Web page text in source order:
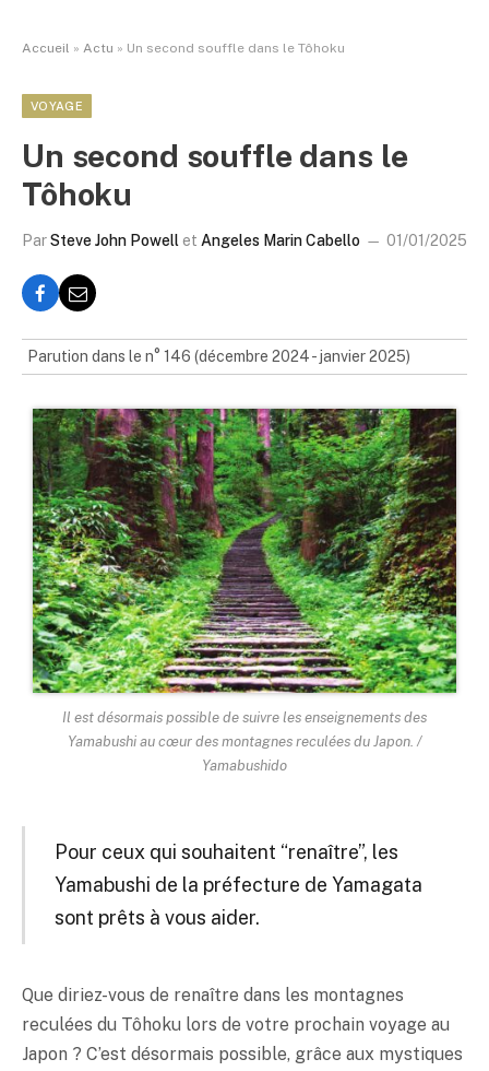
Accueil » Actu » Un second souffle dans le Tôhoku
VOYAGE
Un second souffle dans le
Tôhoku
ParSteve John Powell et Angeles Marin Cabello 01/01/2025
Parution dans le n° 146 (décembre 2024 - janvier 2025)
Il est désormais possible de suivre les enseignements des
Yamabushi au cœur des montagnes reculées du Japon. /
Yamabushido
Pour ceux qui souhaitent “renaître”, les
Yamabushi de la préfecture de Yamagata
sont prêts à vous aider.
Que diriez-vous de renaître dans les montagnes
reculées du Tôhoku lors de votre prochain voyage au
Japon ? C’est désormais possible, grâce aux mystiques